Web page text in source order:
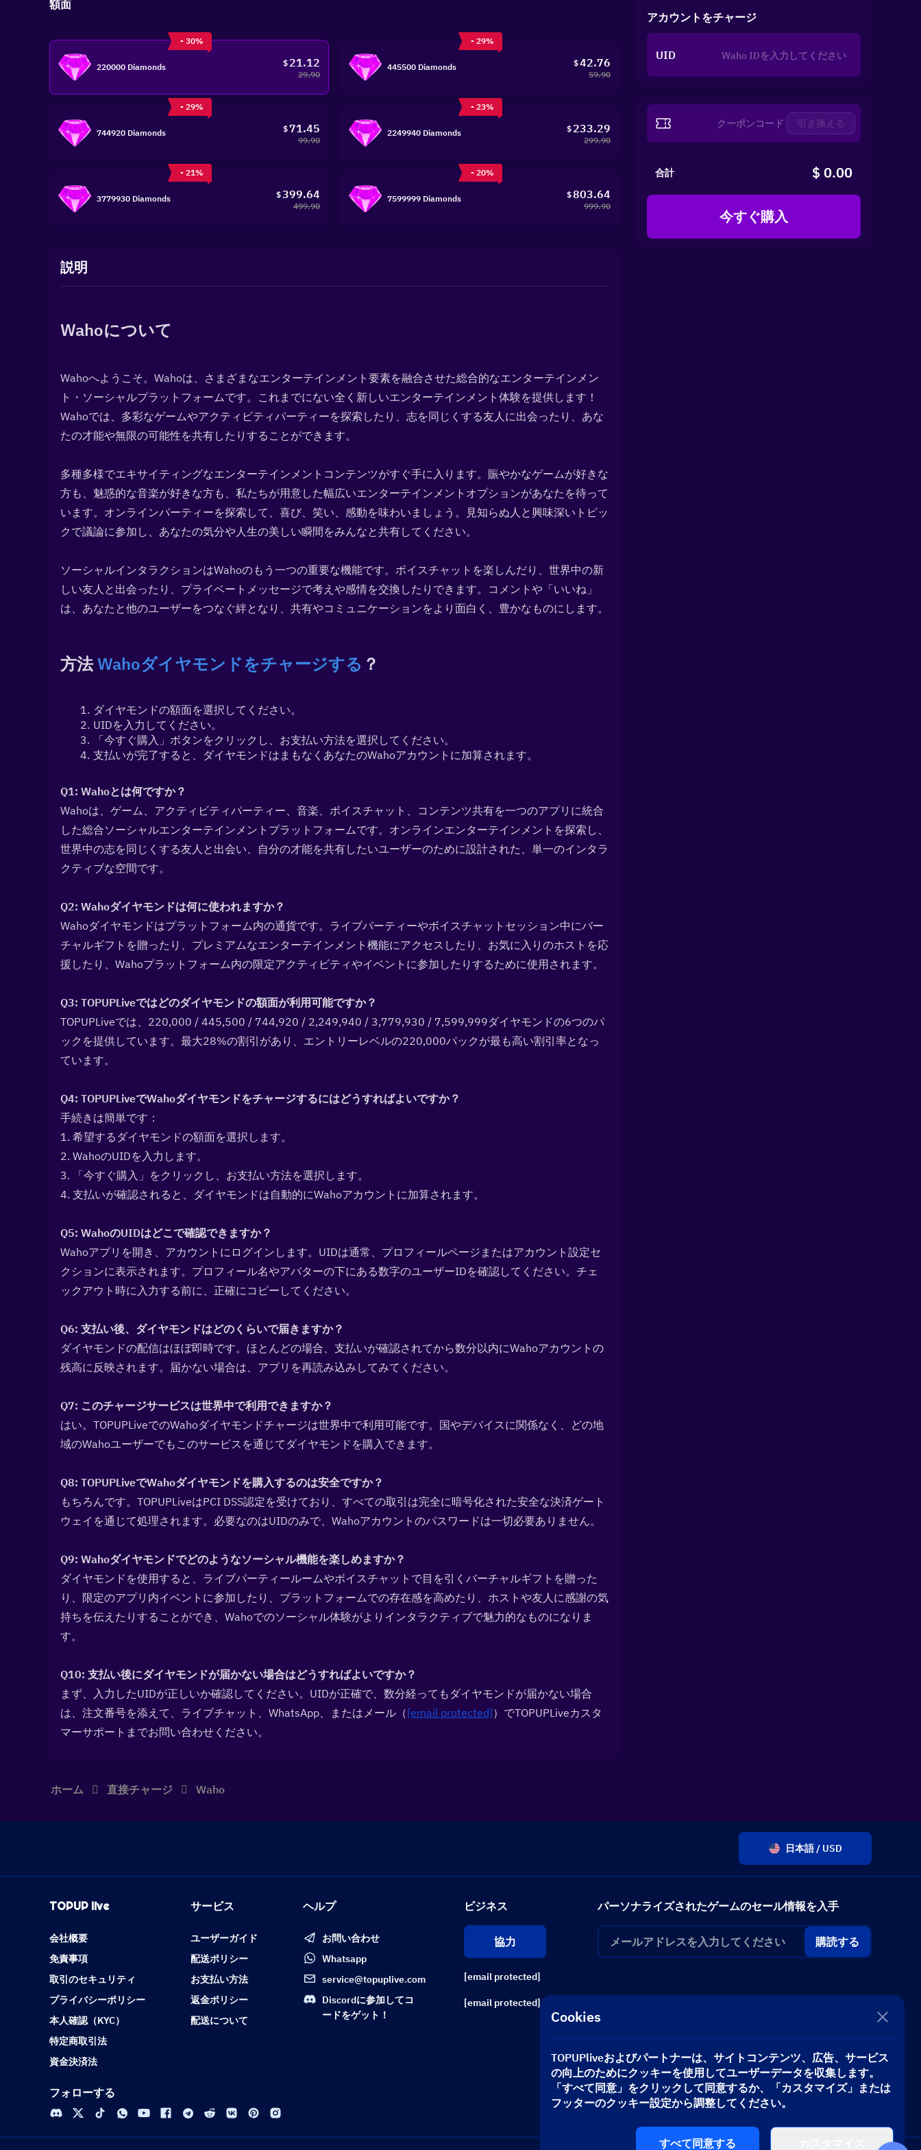
額面
- 30%
220000 Diamonds $ 21.12
29.90
- 29%
445500 Diamonds $42.76
59.90
- 29%
744920 Diamonds $ 71.45
99.90
- 23%
2249940 Diamonds $ 233.29
299.90
- 21%
3779930 Diamonds $399.64
499.90
- 20%
7599999 Diamonds $803.64
999.90
説明
Wahoについて
Wahoへようこそ。Wahoは、さまざまなエンターテインメント要素を融合させた総合的なエンターテインメン
ト・ソーシャルプラットフォームです。これまでにない全く新しいエンターテインメント体験を提供します！
Wahoでは、多彩なゲームやアクティビティパーティーを探索したり、志を同じくする友人に出会ったり、あな
たの才能や無限の可能性を共有したりすることができます。
多種多様でエキサイティングなエンターテインメントコンテンツがすぐ手に入ります。賑やかなゲームが好きな
方も、魅惑的な音楽が好きな方も、私たちが用意した幅広いエンターテインメントオプションがあなたを待って
います。オンラインパーティーを探索して、喜び、笑い、感動を味わいましょう。見知らぬ人と興味深いトピッ
クで議論に参加し、あなたの気分や人生の美しい瞬間をみんなと共有してください。
ソーシャルインタラクションはWahoのもう一つの重要な機能です。ボイスチャットを楽しんだり、世界中の新
しい友人と出会ったり、プライベートメッセージで考えや感情を交換したりできます。コメントや「いいね」
は、あなたと他のユーザーをつなぐ絆となり、共有やコミュニケーションをより面白く、豊かなものにします。
方法 Wahoダイヤモンドをチャージする ？
ダイヤモンドの額面を選択してください。
UIDを入力してください。
「今すぐ購入」ボタンをクリックし、お支払い方法を選択してください。
支払いが完了すると、ダイヤモンドはまもなくあなたのWahoアカウントに加算されます。
Q1: Wahoとは何ですか？
Wahoは、ゲーム、アクティビティパーティー、音楽、ボイスチャット、コンテンツ共有を一つのアプリに統合
した総合ソーシャルエンターテインメントプラットフォームです。オンラインエンターテインメントを探索し、
世界中の志を同じくする友人と出会い、自分の才能を共有したいユーザーのために設計された、単一のインタラ
クティブな空間です。
Q2: Wahoダイヤモンドは何に使われますか？
Wahoダイヤモンドはプラットフォーム内の通貨です。ライブパーティーやボイスチャットセッション中にバー
チャルギフトを贈ったり、プレミアムなエンターテインメント機能にアクセスしたり、お気に入りのホストを応
援したり、Wahoプラットフォーム内の限定アクティビティやイベントに参加したりするために使用されます。
Q3: TOPUPLiveではどのダイヤモンドの額面が利用可能ですか？
TOPUPLiveでは、220,000 / 445,500 / 744,920 / 2,249,940 / 3,779,930 / 7,599,999ダイヤモンドの6つのパ
ックを提供しています。最大28%の割引があり、エントリーレベルの220,000パックが最も高い割引率となっ
ています。
Q4: TOPUPLiveでWahoダイヤモンドをチャージするにはどうすればよいですか？
手続きは簡単です：
1. 希望するダイヤモンドの額面を選択します。
2. WahoのUIDを入力します。
3. 「今すぐ購入」をクリックし、お支払い方法を選択します。
4. 支払いが確認されると、ダイヤモンドは自動的にWahoアカウントに加算されます。
Q5: WahoのUIDはどこで確認できますか？
Wahoアプリを開き、アカウントにログインします。UIDは通常、プロフィールページまたはアカウント設定セ
クションに表示されます。プロフィール名やアバターの下にある数字のユーザーIDを確認してください。チェ
ックアウト時に入力する前に、正確にコピーしてください。
Q6: 支払い後、ダイヤモンドはどのくらいで届きますか？
ダイヤモンドの配信はほぼ即時です。ほとんどの場合、支払いが確認されてから数分以内にWahoアカウントの
残高に反映されます。届かない場合は、アプリを再読み込みしてみてください。
Q7: このチャージサービスは世界中で利用できますか？
はい。TOPUPLiveでのWahoダイヤモンドチャージは世界中で利用可能です。国やデバイスに関係なく、どの地
域のWahoユーザーでもこのサービスを通じてダイヤモンドを購入できます。
Q8: TOPUPLiveでWahoダイヤモンドを購入するのは安全ですか？
もちろんです。TOPUPLiveはPCI DSS認定を受けており、すべての取引は完全に暗号化された安全な決済ゲート
ウェイを通じて処理されます。必要なのはUIDのみで、Wahoアカウントのパスワードは一切必要ありません。
Q9: Wahoダイヤモンドでどのようなソーシャル機能を楽しめますか？
ダイヤモンドを使用すると、ライブパーティールームやボイスチャットで目を引くバーチャルギフトを贈った
り、限定のアプリ内イベントに参加したり、プラットフォームでの存在感を高めたり、ホストや友人に感謝の気
持ちを伝えたりすることができ、Wahoでのソーシャル体験がよりインタラクティブで魅力的なものになりま
す。
Q10: 支払い後にダイヤモンドが届かない場合はどうすればよいですか？
まず、入力したUIDが正しいか確認してください。UIDが正確で、数分経ってもダイヤモンドが届かない場合
は、注文番号を添えて、ライブチャット、WhatsApp、またはメール（[email protected]）でTOPUPLiveカスタ
マーサポートまでお問い合わせください。
アカウントをチャージ
UID
引き換える
合計 $ 0.00
今すぐ購入
ホーム 直接チャージ Waho
日本語 / USD
TOPUP live
会社概要
免責事項
取引のセキュリティ
プライバシーポリシー
本人確認（KYC）
特定商取引法
資金決済法
サービス
ユーザーガイド
配送ポリシー
お支払い方法
返金ポリシー
配送について
ヘルプ
お問い合わせ
Whatsapp
service@topuplive.com
Discordに参加してコ
ードをゲット！
ビジネス
協力
[email protected]
[email protected]
パーソナライズされたゲームのセール情報を入手
購読する
フォローする
Cookies
TOPUPliveおよびパートナーは、サイトコンテンツ、広告、サービス
の向上のためにクッキーを使用してユーザーデータを収集します。
「すべて同意」をクリックして同意するか、「カスタマイズ」または
フッターのクッキー設定から調整してください。
すべて同意する